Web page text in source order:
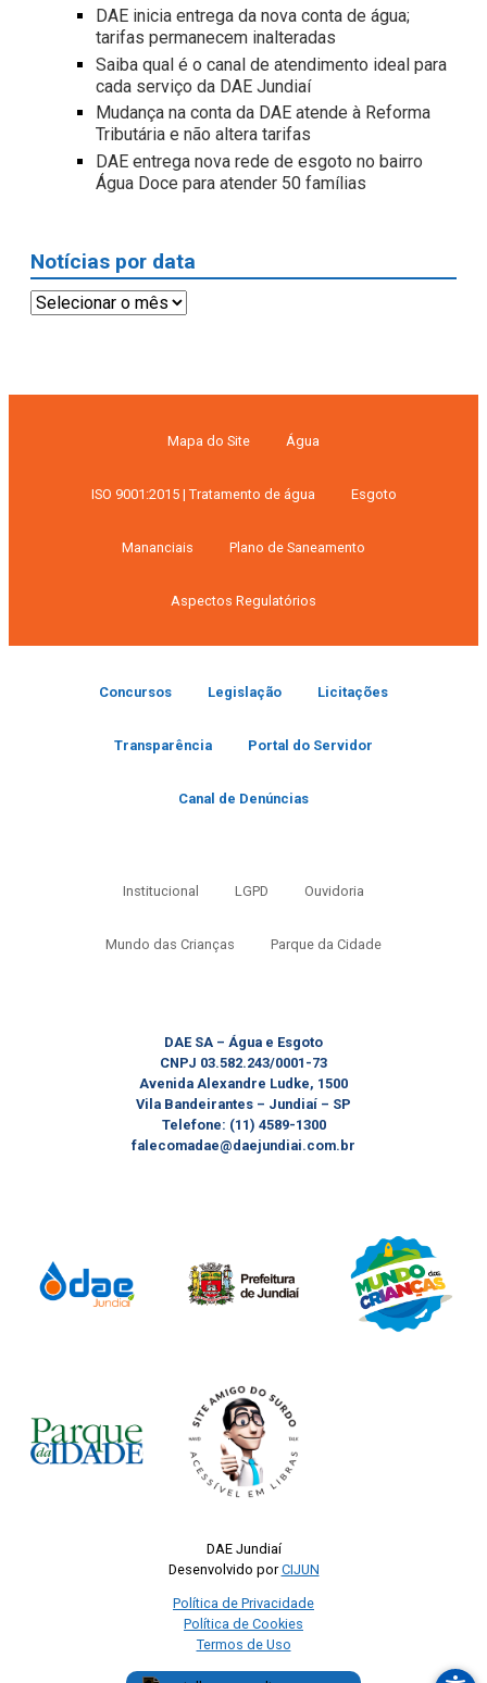
DAE inicia entrega da nova conta de água;
tarifas permanecem inalteradas
Saiba qual é o canal de atendimento ideal para
cada serviço da DAE Jundiaí
Mudança na conta da DAE atende à Reforma
Tributária e não altera tarifas
DAE entrega nova rede de esgoto no bairro
Água Doce para atender 50 famílias
Notícias por data
Notícias
Mapa do Site Água
ISO 9001:2015 | Tratamento de água Esgoto
Mananciais Plano de Saneamento
Aspectos Regulatórios
Concursos Legislação Licitações
Transparência Portal do Servidor
Canal de Denúncias
Institucional LGPD Ouvidoria
Mundo das Crianças Parque da Cidade
DAE SA – Água e Esgoto
CNPJ 03.582.243/0001-73
Avenida Alexandre Ludke, 1500
Vila Bandeirantes – Jundiaí – SP
Telefone: (11) 4589-1300
falecomadae@daejundiai.com.br
DAE Jundiaí
Desenvolvido porCIJUN
Política de Privacidade
Política de Cookies
Termos de Uso